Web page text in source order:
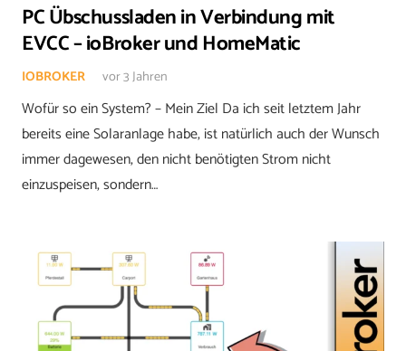
PC Übschussladen in Verbindung mit
EVCC – ioBroker und HomeMatic
IOBROKER vor 3 Jahren
Wofür so ein System? – Mein Ziel Da ich seit letztem Jahr
bereits eine Solaranlage habe, ist natürlich auch der Wunsch
immer dagewesen, den nicht benötigten Strom nicht
einzuspeisen, sondern…